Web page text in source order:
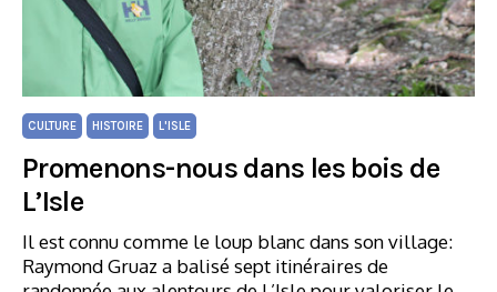
CULTURE HISTOIRE L'ISLE
Promenons-nous dans les bois de
L’Isle
Il est connu comme le loup blanc dans son village:
Raymond Gruaz a balisé sept itinéraires de